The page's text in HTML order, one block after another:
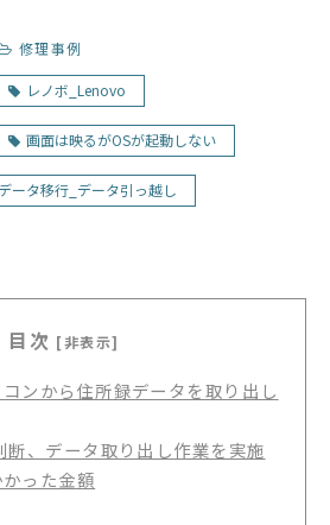
修理事例
レノボ_Lenovo
画面は映るがOSが起動しない
データ移行_データ引っ越し
目次 [非表示]
ンから住所録データを取り出し
断、データ取り出し作業を実施
った金額